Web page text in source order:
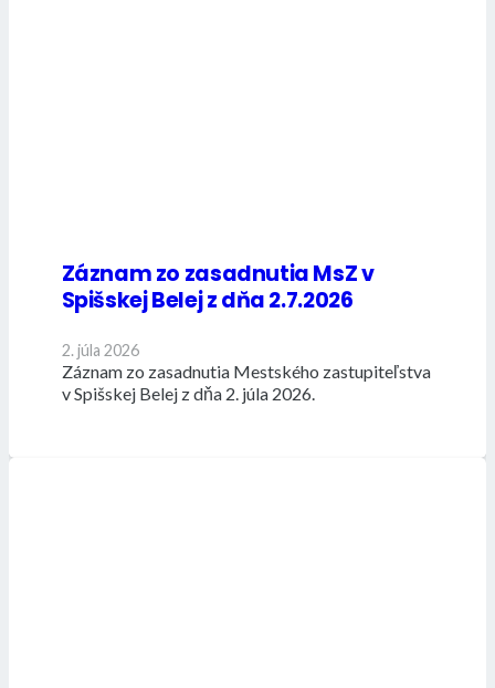
Záznam zo zasadnutia MsZ v
Spišskej Belej z dňa 2.7.2026
2. júla 2026
Záznam zo zasadnutia Mestského zastupiteľstva
v Spišskej Belej z dňa 2. júla 2026.